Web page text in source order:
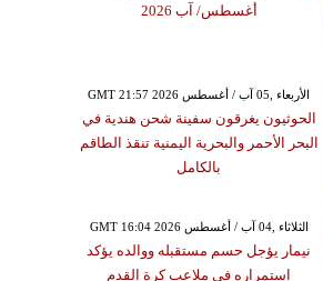
أغسطس/ آب 2026
GMT 21:57 2026 الأربعاء ,05 آب / أغسطس
الحوثيون يغرقون سفينة شحن هندية في
البحر الأحمر والبحرية اليمنية تنقذ الطاقم
بالكامل
GMT 16:04 2026 الثلاثاء ,04 آب / أغسطس
نيمار يؤجل حسم مستقبله ووالده يؤكد
استمراره في ملاعب كرة القدم